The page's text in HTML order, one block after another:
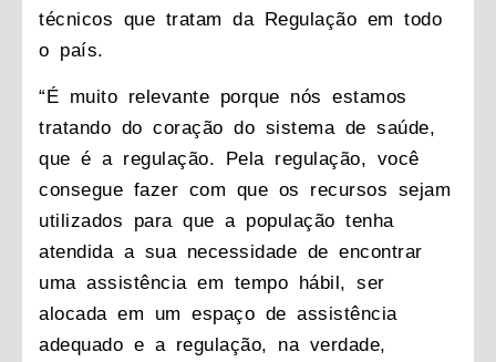
técnicos que tratam da Regulação em todo
o país.
“É muito relevante porque nós estamos
tratando do coração do sistema de saúde,
que é a regulação. Pela regulação, você
consegue fazer com que os recursos sejam
utilizados para que a população tenha
atendida a sua necessidade de encontrar
uma assistência em tempo hábil, ser
alocada em um espaço de assistência
adequado e a regulação, na verdade,